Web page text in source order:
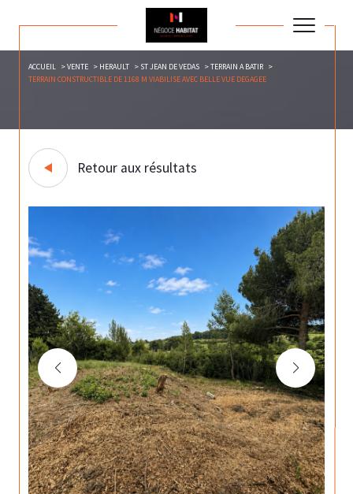
ACCUEIL VENTE HERAULT ST JEAN DE VEDAS
TERRAIN A BATIR
TERRAIN CONSTRUCTIBLE DE 1168 M VIABILISE AVEC BELLE VUE DEGAGEE
Retour aux résultats